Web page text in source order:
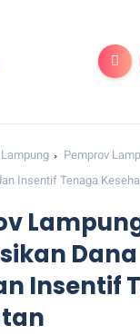
Pemprov
Insentif Tenaga
Insentif